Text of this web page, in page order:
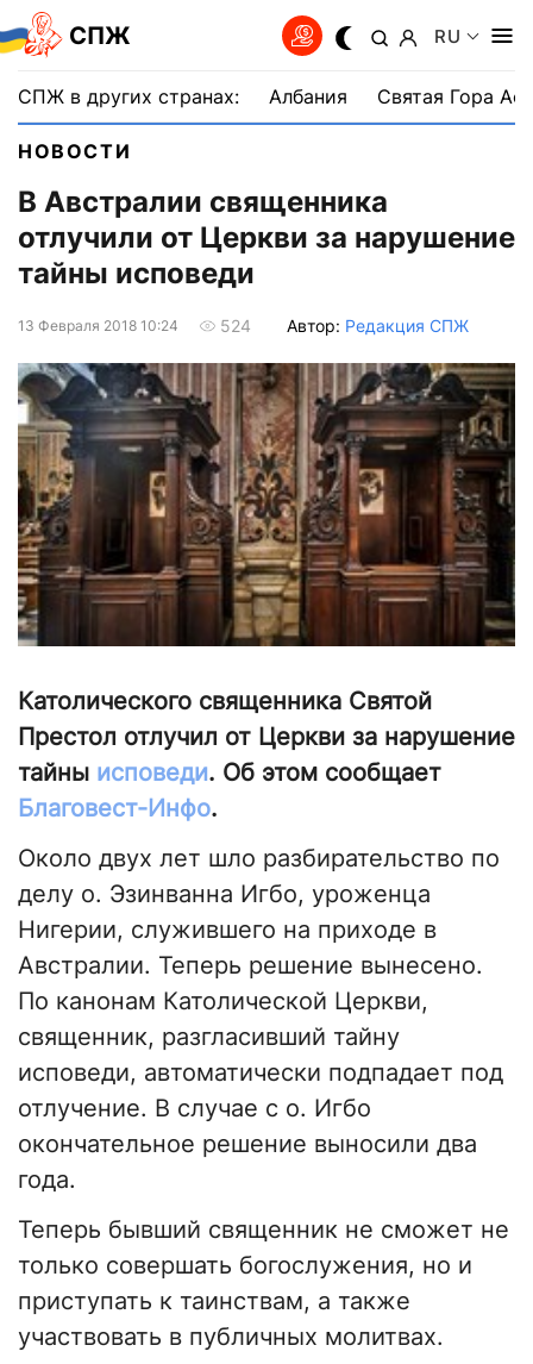
СПЖ RU
СПЖ в других странах: Албания Святая Гора
НОВОСТИ
В Австралии священника
отлучили от Церкви за нарушение
тайны исповеди
13 Февраля 2018 10:24 524 Автор: Редакция СПЖ
Католического священника Святой
Престол отлучил от Церкви за нарушение
тайны исповеди. Об этом сообщает
Благовест-Инфо.
Около двух лет шло разбирательство по
делу о. Эзинванна Игбо, уроженца
Нигерии, служившего на приходе в
Австралии. Теперь решение вынесено.
По канонам Католической Церкви,
священник, разгласивший тайну
исповеди, автоматически подпадает под
отлучение. В случае с о. Игбо
окончательное решение выносили два
года.
Теперь бывший священник не сможет не
только совершать богослужения, но и
приступать к таинствам, а также
участвовать в публичных молитвах.